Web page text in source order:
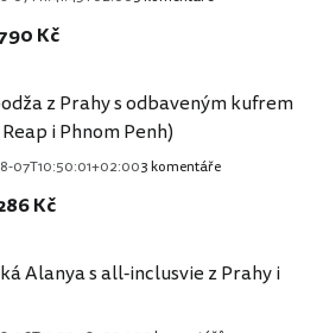
Kč
z Prahy s odbaveným kufrem
i Phnom Penh)
07T10:50:01+02:003 komentáře
Kč
Alanya s all-inclusvie z Prahy i